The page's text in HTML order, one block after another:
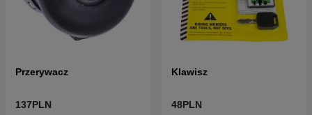
Przerywacz
137PLN
Klawisz
48PLN